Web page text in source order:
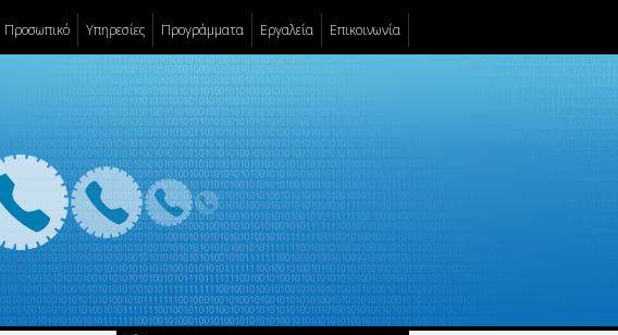
Προσωπικό Υπηρεσίες Προγράμματα Εργαλεία Επικοινωνία